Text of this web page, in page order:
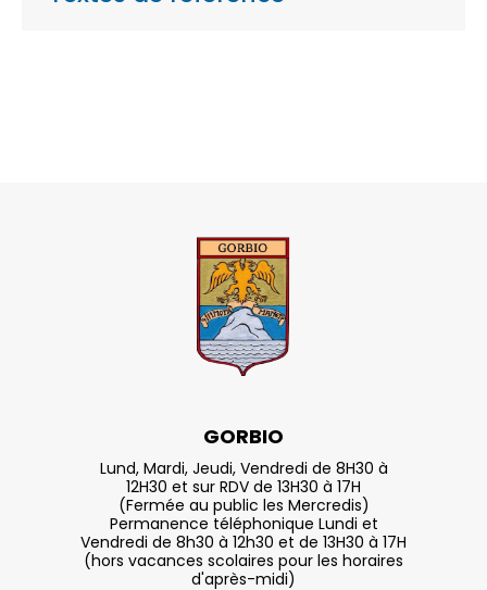
GORBIO
Lund, Mardi, Jeudi, Vendredi de 8H30 à
12H30 et sur RDV de 13H30 à 17H
(Fermée au public les Mercredis)
Permanence téléphonique Lundi et
Vendredi de 8h30 à 12h30 et de 13H30 à 17H
(hors vacances scolaires pour les horaires
d'après-midi)